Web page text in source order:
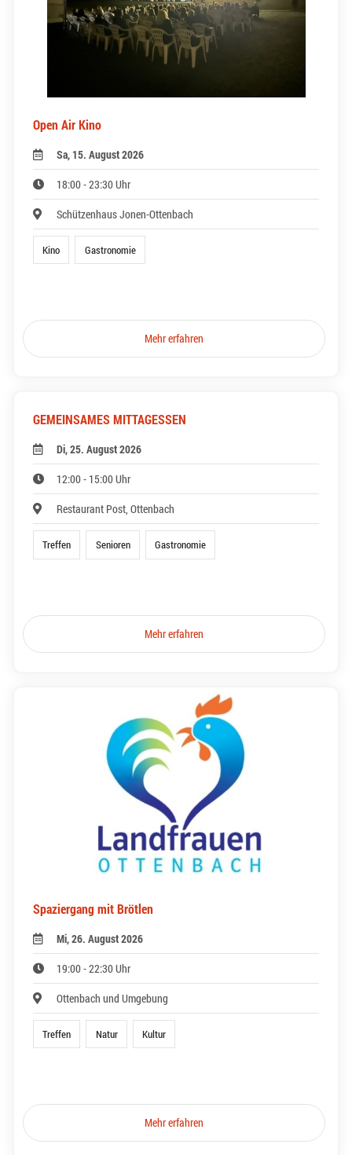
Open Air Kino
Sa, 15. August 2026
18:00 - 23:30 Uhr
Schützenhaus Jonen-Ottenbach
Kino Gastronomie
Mehr erfahren
GEMEINSAMES MITTAGESSEN
Di, 25. August 2026
12:00 - 15:00 Uhr
Restaurant Post, Ottenbach
Treffen Senioren Gastronomie
Mehr erfahren
Spaziergang mit Brötlen
Mi, 26. August 2026
19:00 - 22:30 Uhr
Ottenbach und Umgebung
Treffen Natur Kultur
Mehr erfahren